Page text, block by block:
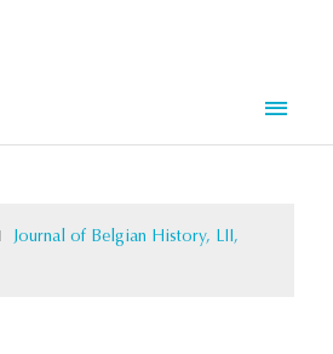
Journal of Belgian History, LII,